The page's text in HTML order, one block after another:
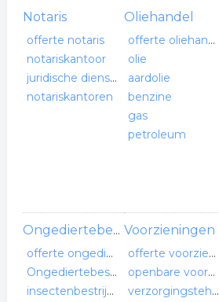
Notaris
offerte notaris
notariskantoor
juridische dienstverlening
notariskantoren
Oliehandel
offerte oliehandel
olie
aardolie
benzine
gas
petroleum
Ongediertebestrijding
offerte ongediertebestrijding
Ongediertebestrijding
insectenbestrijding
Voorzieningen
offerte voorzieningen
openbare voorzieningen
verzorgingstehuis